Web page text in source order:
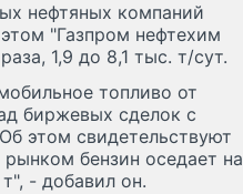
нефтяных компаний
"Газпром нефтехим
1,9 до 8,1 тыс. т/сут.
топливо от
биржевых сделок с
этом свидетельствуют
бензин оседает на
- добавил он.